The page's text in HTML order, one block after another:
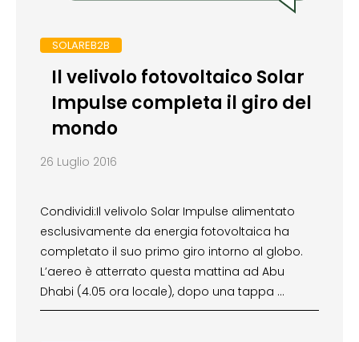
SOLAREB2B
Il velivolo fotovoltaico Solar
Impulse completa il giro del
mondo
26 Luglio 2016
Condividi:Il velivolo Solar Impulse alimentato
esclusivamente da energia fotovoltaica ha
completato il suo primo giro intorno al globo.
L’aereo è atterrato questa mattina ad Abu
Dhabi (4.05 ora locale), dopo una tappa …